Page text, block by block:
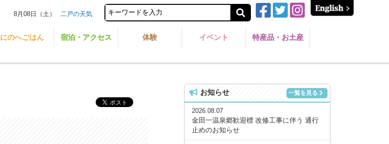
8月08日（土） 二戸の天気
にのへごはん 宿泊・アクセス 体験 イベント 特産品・お土産
お知らせ 一覧を見る
2026.08.07
金田一温泉郷歓迎標 改修工事に伴う 通行
止めのお知らせ